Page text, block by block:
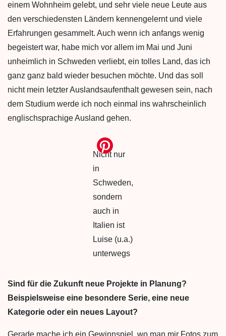
einem Wohnheim gelebt, und sehr viele neue Leute aus
den verschiedensten Ländern kennengelernt und viele
Erfahrungen gesammelt. Auch wenn ich anfangs wenig
begeistert war, habe mich vor allem im Mai und Juni
unheimlich in Schweden verliebt, ein tolles Land, das ich
ganz ganz bald wieder besuchen möchte. Und das soll
nicht mein letzter Auslandsaufenthalt gewesen sein, nach
dem Studium werde ich noch einmal ins wahrscheinlich
englischsprachige Ausland gehen.
Nicht nur
in
Schweden,
sondern
auch in
Italien ist
Luise (u.a.)
unterwegs
Sind für die Zukunft neue Projekte in Planung?
Beispielsweise eine besondere Serie, eine neue
Kategorie oder ein neues Layout?
Gerade mache ich ein Gewinnspiel, wo man mir Fotos zum